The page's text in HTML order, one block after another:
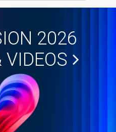
2026
VIDEOS